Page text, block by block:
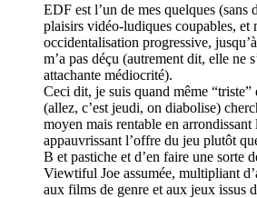
EDF est l’un de mes quelques (sans
plaisirs vidéo-ludiques coupables, et
occidentalisation progressive,
m’a pas déçu (autrement dit, elle ne
attachante médiocrité).
Ceci dit, je suis quand même
(allez, c’est jeudi, on diabolise)
moyen mais rentable en arrondissant
appauvrissant l’offre du jeu plutôt
B et pastiche et d’en faire une sorte
Viewtiful Joe assumée, multipliant
aux films de genre et aux jeux issus